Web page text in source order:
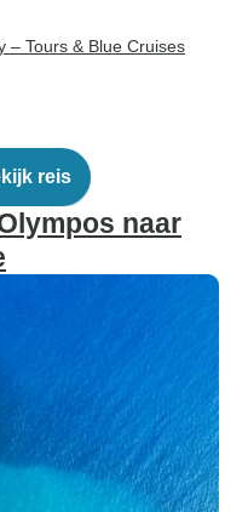
– Tours & Blue Cruises
reis
naar